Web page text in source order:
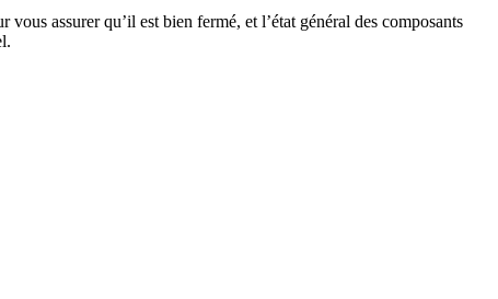
assurer qu’il est bien fermé, et l’état général des composants